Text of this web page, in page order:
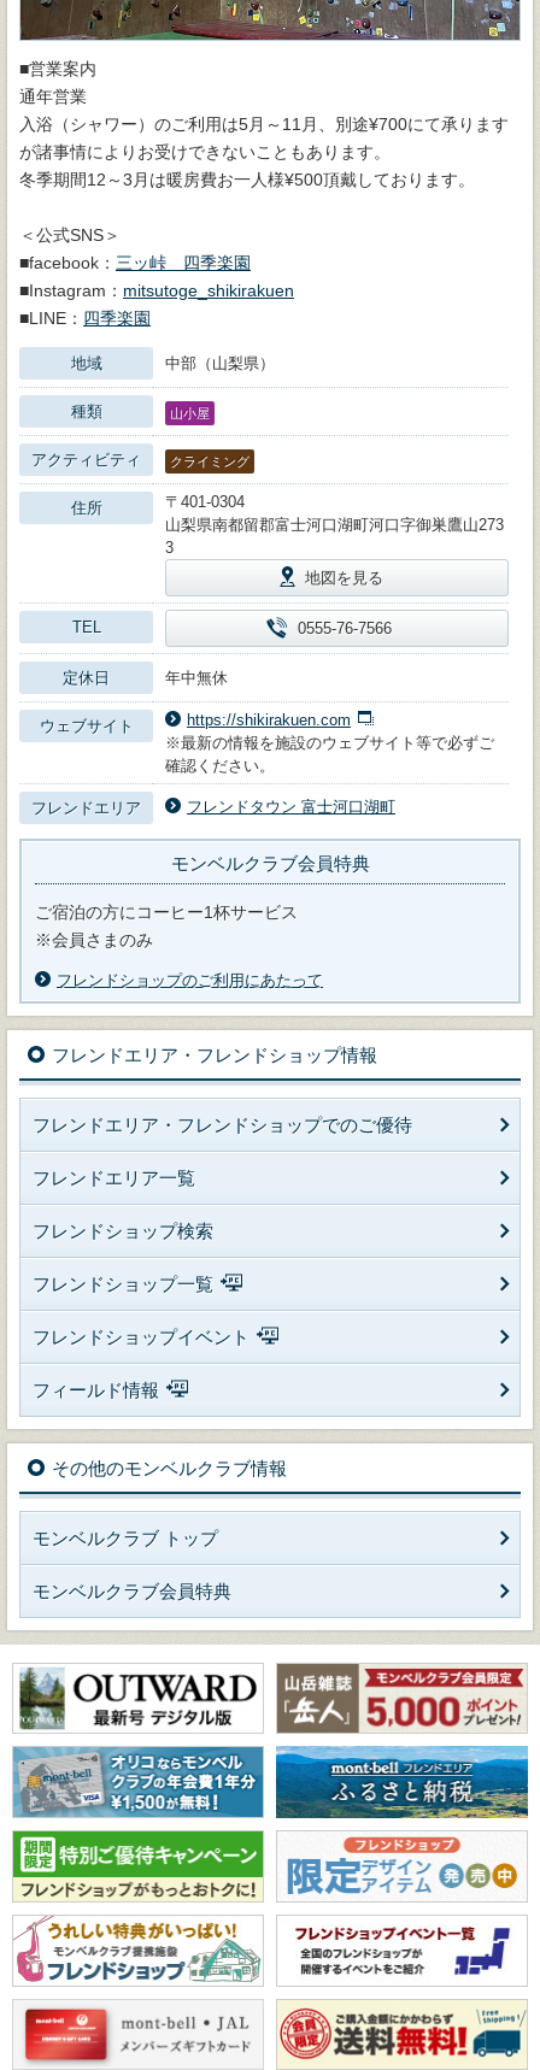
■営業案内
通年営業
入浴（シャワー）のご利用は5月～11月、別途¥700にて承ります
が諸事情によりお受けできないこともあります。
冬季期間12～3月は暖房費お一人様¥500頂戴しております。
＜公式SNS＞
■facebook： 三ッ峠 四季楽園
■Instagram： mitsutoge_shikirakuen
■LINE： 四季楽園
地域 中部（山梨県）
種類 山小屋
アクティビティ クライミング
住所
〒401-0304
山梨県南都留郡富士河口湖町河口字御巣鷹山273
3
地図を見る
TEL 0555-76-7566
定休日 年中無休
ウェブサイト
https://shikirakuen.com
※最新の情報を施設のウェブサイト等で必ずご
確認ください。
フレンドエリア フレンドタウン 富士河口湖町
モンベルクラブ会員特典
ご宿泊の方にコーヒー1杯サービス
※会員さまのみ
フレンドショップのご利用にあたって
フレンドエリア・フレンドショップ情報
フレンドエリア・フレンドショップでのご優待
フレンドエリア一覧
フレンドショップ検索
フレンドショップ一覧
フレンドショップイベント
フィールド情報
その他のモンベルクラブ情報
モンベルクラブ トップ
モンベルクラブ会員特典